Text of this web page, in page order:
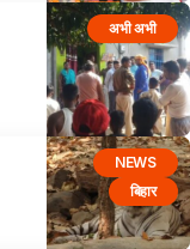
अभी अभी
NEWS
बिहार